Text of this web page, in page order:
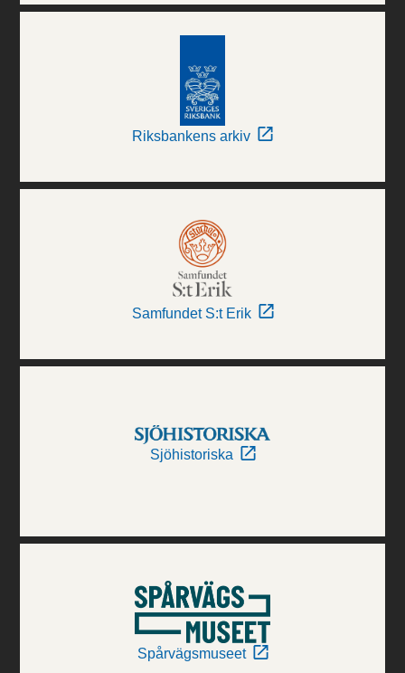
Riksbankens arkiv
Samfundet S:t Erik
Sjöhistoriska
Spårvägsmuseet